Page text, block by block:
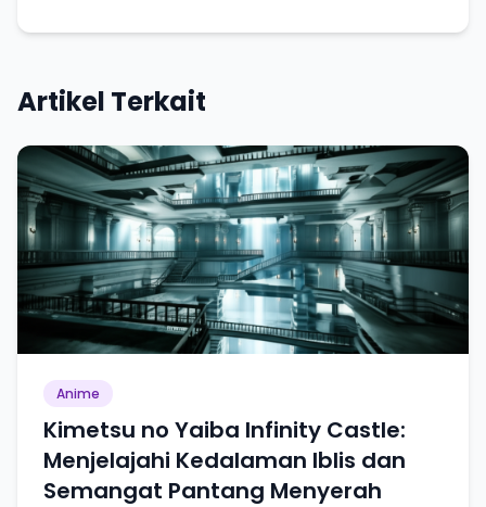
Artikel Terkait
Anime
Kimetsu no Yaiba Infinity Castle:
Menjelajahi Kedalaman Iblis dan
Semangat Pantang Menyerah